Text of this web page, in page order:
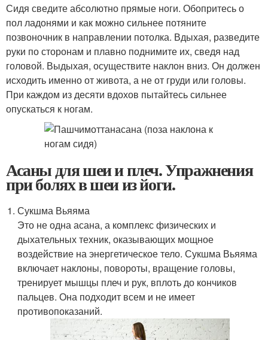
Сидя сведите абсолютно прямые ноги. Обопритесь о
пол ладонями и как можно сильнее потяните
позвоночник в направлении потолка. Вдыхая, разведите
руки по сторонам и плавно поднимите их, сведя над
головой. Выдыхая, осуществите наклон вниз. Он должен
исходить именно от живота, а не от груди или головы.
При каждом из десяти вдохов пытайтесь сильнее
опускаться к ногам.
Асаны для шеи и плеч. Упражнения
при болях в шеи из йоги.
Сукшма Вьяяма
Это не одна асана, а комплекс физических и
дыхательных техник, оказывающих мощное
воздействие на энергетическое тело. Сукшма Вьяяма
включает наклоны, повороты, вращение головы,
тренирует мышцы плеч и рук, вплоть до кончиков
пальцев. Она подходит всем и не имеет
противопоказаний.